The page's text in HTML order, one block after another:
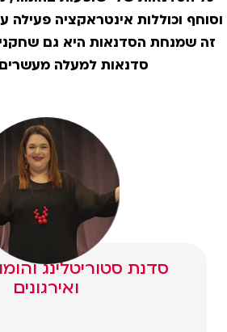
וסוחף וכוללות אינטראקציה
זה שמנחת הסדנאות היא גם
סדנאות למעלה
סדנת סטוריטלינג
ואירגונים